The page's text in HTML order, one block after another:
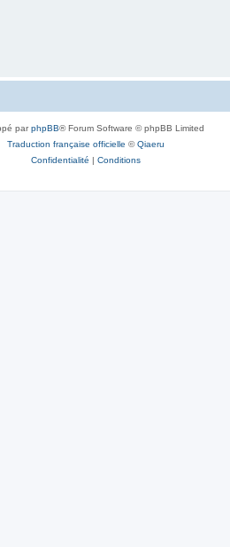
parphpBB® Forum Software © phpBB Limited
Traduction française officielle ©Qiaeru
Confidentialité | Conditions